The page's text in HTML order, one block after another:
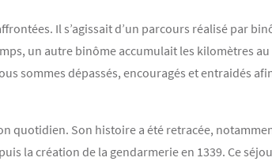
Il s’agissait d’un parcours réalisé par
un autre binôme accumulait les kilomètres
sommes dépassés, encouragés et entraidés
quotidien. Son histoire a été retracée,
la création de la gendarmerie en 1339. Ce